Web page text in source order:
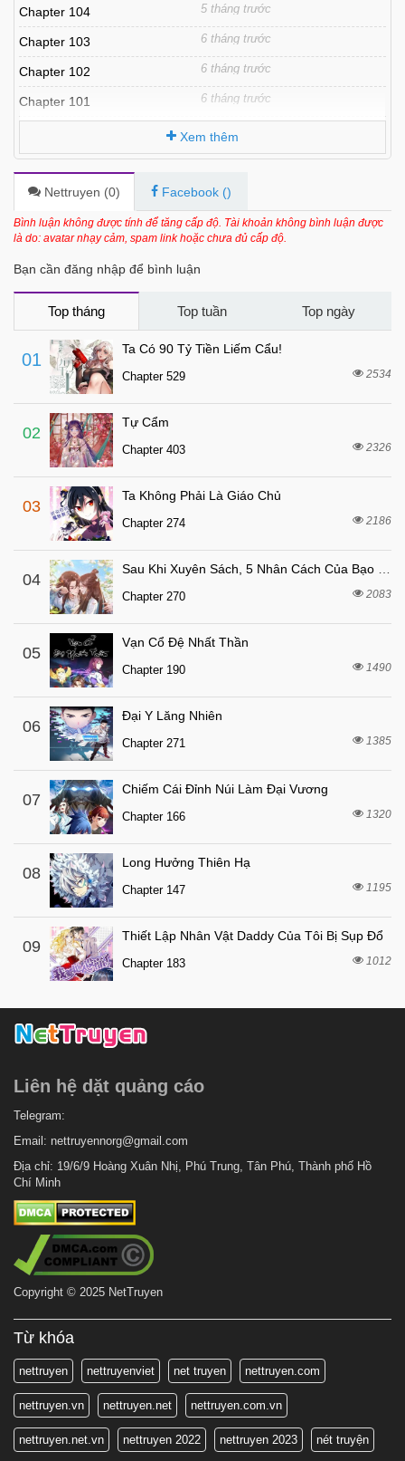
Chapter 104 5 tháng trước
Chapter 103 6 tháng trước
Chapter 102 6 tháng trước
Chapter 101 6 tháng trước
Chapter 99 7 tháng trước
Chapter 98 7 tháng trước
Chapter 97 7 tháng trước
7 tháng trước
Chapter 94 7 tháng trước
Chapter 93
Chapter 92
Chapter 91
Chapter 90
Chapter 89
Chapter 88
Chapter 87
Chapter 86
Chapter 85 7 tháng trước
Chapter 84
Chapter 83 7 tháng trước
Chapter 82
Chapter 81 7 tháng trước
Chapter 80
Chapter 79
Chapter 78 7 tháng trước
Chapter 77
Chapter 76 7 tháng trước
Chapter 75
Chapter 74
Chapter 73 7 tháng trước
Chapter 72
Chapter 70
Chapter 68 7 tháng trước
Chapter 67
Chapter 66
Chapter 65 7 tháng trước
Chapter 64
Chapter 63
Chapter 62
Chapter 61
7 tháng trước
Chapter 59
Chapter 58 7 tháng trước
Chapter 57 7 tháng trước
Chapter 56 7 tháng trước
Xem thêm
Nettruyen (0) Facebook ()
Bình luận không được tính để tăng cấp độ. Tài khoản không bình luận được
là do: avatar nhạy cảm, spam link hoặc chưa đủ cấp độ.
Bạn cần đăng nhập để bình luận
Top tháng Top tuần Top ngày
01
Ta Có 90 Tỷ Tiền Liếm Cẩu!
Chapter 529 2534
02
Tự Cẩm
Chapter 403 2326
03
Ta Không Phải Là Giáo Chủ
Chapter 274 2186
04
Chapter 270 2083
05
Vạn Cổ Đệ Nhất Thần
Chapter 190 1490
06
Đại Y Lăng Nhiên
Chapter 271 1385
07
Chiếm Cái Đỉnh Núi Làm Đại Vương
Chapter 166 1320
08
Long Hưởng Thiên Hạ
Chapter 147 1195
09
Thiết Lập Nhân Vật Daddy Của Tôi Bị Sụp Đổ
Chapter 183 1012
Liên hệ dặt quảng cáo
Telegram:
Email: nettruyennorg@gmail.com
Địa chỉ: 19/6/9 Hoàng Xuân Nhị, Phú Trung, Tân Phú, Thành phố Hồ
Chí Minh
Copyright © 2025 NetTruyen
Từ khóa
nettruyen nettruyenviet net truyen nettruyen.com
nettruyen.vn nettruyen.net nettruyen.com.vn
nettruyen.net.vn nettruyen 2022 nettruyen 2023 nét truyện